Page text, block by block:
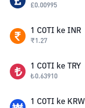
£0.00995
1 COTI ke INR
₹1.27
1 COTI ke TRY
₺0.63910
1 COTI ke KRW